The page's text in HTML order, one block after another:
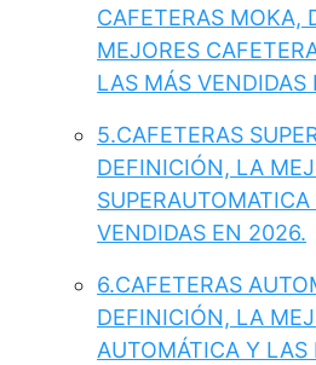
CAFETERAS MOKA,
MEJORES
LAS MÁS
5.CAFETERAS
DEFINICIÓN, LA
VENDIDAS EN 2026.
6.CAFETERAS
DEFINICIÓN, LA
AUTOMÁTICA Y LAS